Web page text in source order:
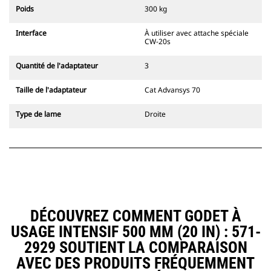
champ de vision du conducteur.
Les attaches à accouplement par
axes Cat sont compatibles avec les
352 et toutes les pelles sur pneus.
tranchée sont également
Les équipements compatibles avec
rapide fixes. Les attaches spéciales
Les attaches spéciales CW sont
disponibles pour toutes les pelles
hydrauliques à chaines et sur
pneus.
Poids 300 kg
Interface
À utiliser avec attache spéciale
CW-20s
Quantité de l'adaptateur 3
Taille de l'adaptateur Cat Advansys 70
Type de lame Droite
DÉCOUVREZ COMMENT GODET À
USAGE INTENSIF 500 MM (20 IN) : 571-
2929 SOUTIENT LA COMPARAISON
AVEC DES PRODUITS FRÉQUEMMENT